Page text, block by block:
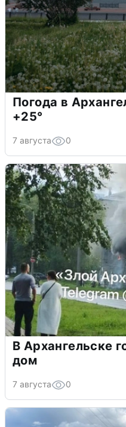
Погода в
+25°
7 августа 0
В Архангельске
дом
7 августа 0